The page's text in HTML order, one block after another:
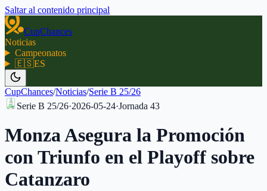
Saltar al contenido principal
CupChances
Noticias
Campeonatos
🇪🇸ES
CupChances/Noticias/Serie B 25/26
Serie B 25/26·2026-05-24·Jornada 43
Monza Asegura la Promoción
con Triunfo en el Playoff sobre
Catanzaro